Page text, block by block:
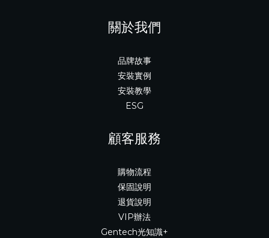
關於我們
品牌故事
安裝實例
安裝教學
ESG
顧客服務
購物流程
保固說明
退貨說明
VIP辦法
Gentech光知識+